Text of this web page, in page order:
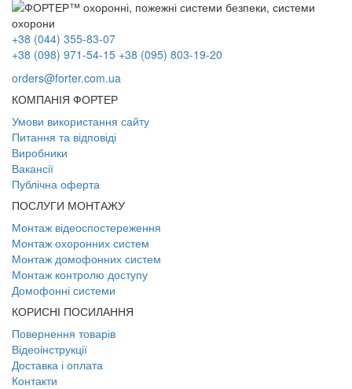
+38 (044) 355-83-07
+38 (098) 971-54-15 +38 (095) 803-19-20
orders@forter.com.ua
КОМПАНІЯ ФОРТЕР
Умови використання сайту
Питання та відповіді
Виробники
Вакансії
Публічна оферта
ПОСЛУГИ МОНТАЖУ
Монтаж відеоспостереження
Монтаж охоронних систем
Монтаж домофонних систем
Монтаж контролю доступу
Домофонні системи
КОРИСНІ ПОСИЛАННЯ
Повернення товарів
Відеоінструкції
Доставка і оплата
Контакти